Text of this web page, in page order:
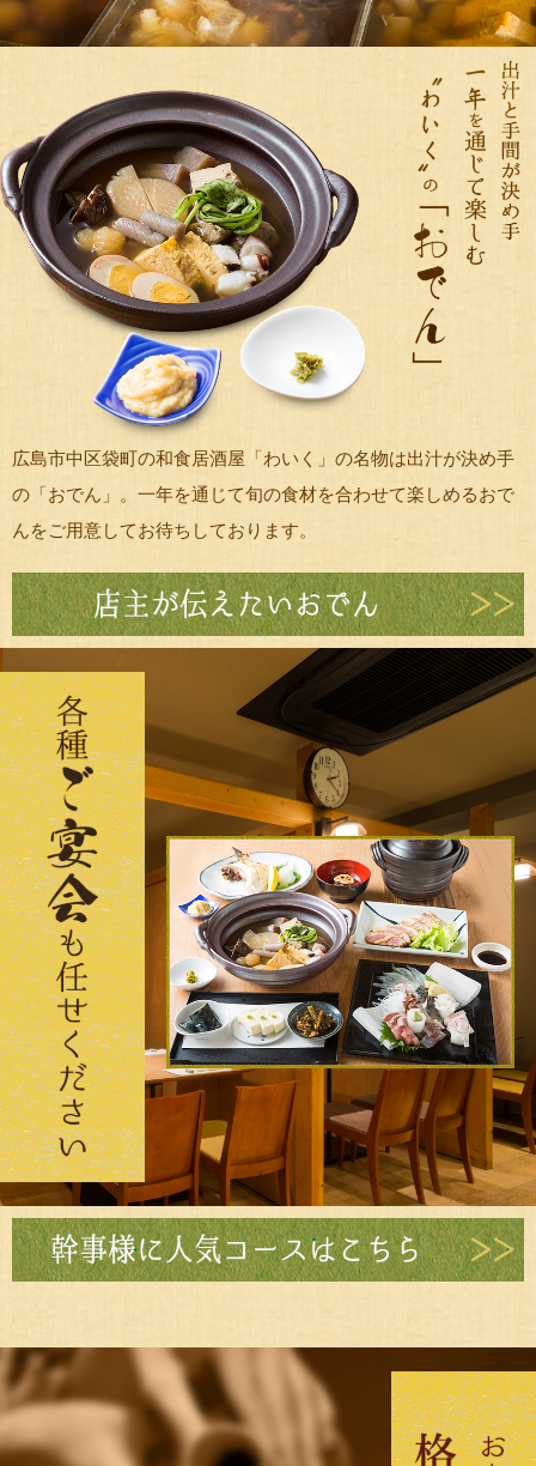
広島市中区袋町の和食居酒屋「わいく」の名物は出汁が決め手
の「おでん」。一年を通じて旬の食材を合わせて楽しめるおで
んをご用意してお待ちしております。